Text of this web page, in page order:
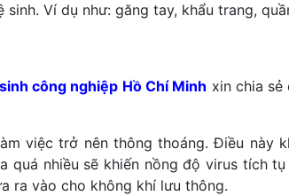
Ví dụ như: găng tay, khẩu trang,
công nghiệp Hồ Chí Minh xin chia sẻ
việc trở nên thông thoáng. Điều này
quá nhiều sẽ khiến nồng độ virus tích
ra vào cho không khí lưu thông.